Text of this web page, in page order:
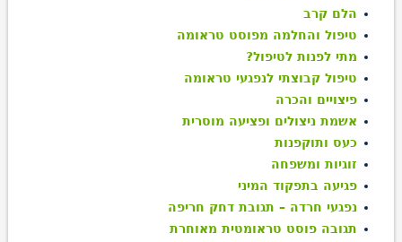
הלם קרב
טיפול והחלמה מפוסט טראומה
מתי לפנות לטיפול?
טיפול קבוצתי לנפגעי טראומה
פיצויים והכרה
אשמת ניצולים ופציעה מוסרית
כעס ותוקפנות
זוגיות ומשפחה
פגיעה בתפקוד המיני
נפגעי חרדה – תגובת דחק חריפה
תגובה פוסט טראומטית מאוחרת